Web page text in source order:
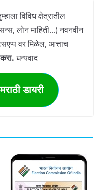
विविध क्षेत्रातील
लोन माहिती...) नवनवीन
वर मिळेल, आत्ताच
धन्यवाद
डायरी